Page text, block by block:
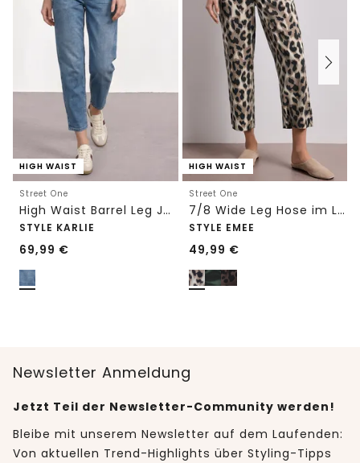
HIGH WAIST
Street One
High Waist Barrel Leg Jeans im Loose Fit
STYLE KARLIE
69,99 €
HIGH WAIST
Street One
7/8 Wide Leg Hose im Loose Fit mit Print
STYLE EMEE
49,99 €
Newsletter Anmeldung
Jetzt Teil der Newsletter-Community werden!
Bleibe mit unserem Newsletter auf dem Laufenden:
Von aktuellen Trend-Highlights über Styling-Tipps